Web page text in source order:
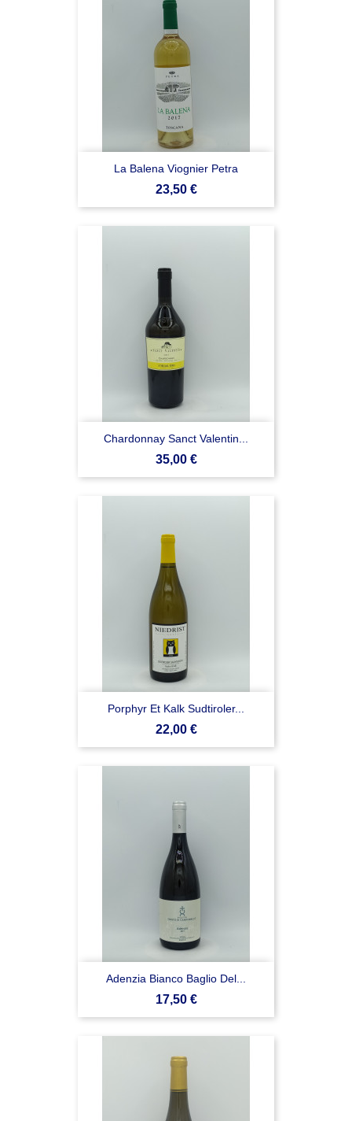
La Balena Viognier Petra
Prezzo
23,50 €
Chardonnay Sanct Valentin...
Prezzo
35,00 €
Porphyr Et Kalk Sudtiroler...
Prezzo
22,00 €
Adenzia Bianco Baglio Del...
Prezzo
17,50 €